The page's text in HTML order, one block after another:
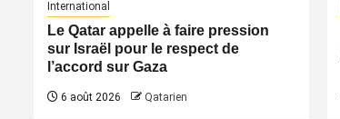
International
Le Qatar appelle à faire pression
sur Israël pour le respect de
l’accord sur Gaza
6 août 2026 Qatarien